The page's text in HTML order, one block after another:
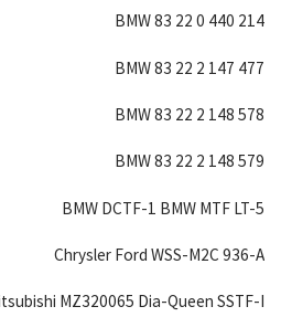
BMW 83 22 0 440 214
BMW 83 22 2 147 477
BMW 83 22 2 148 578
BMW 83 22 2 148 579
BMW DCTF-1 BMW MTF LT-5
Chrysler Ford WSS-M2C 936-A
MZ320065 Dia-Queen SSTF-I